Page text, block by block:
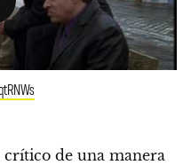
de una manera